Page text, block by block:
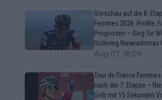
Vorschau auf die 8.
Femmes 2026: Profile,
Prognosen – Sieg für
Vollering Niewiadomas
Aug 07, 18:09
Tour de France
nach der 7. Etappe –
Gelb mit 15 Sekunden